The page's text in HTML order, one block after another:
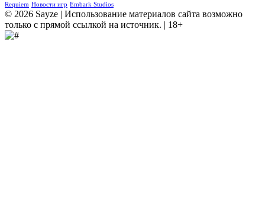
Requiem Новости игр Embark Studios
© 2026 Sayze | Использование материалов сайта возможно
только с прямой ссылкой на источник. | 18+